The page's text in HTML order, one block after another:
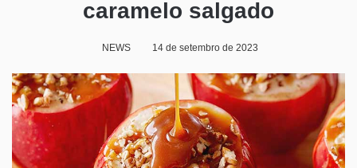
caramelo salgado
NEWS 14 de setembro de 2023